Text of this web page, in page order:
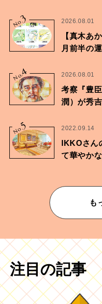
No.3 2026.08.01
【真木あ
月前半の
No.
4 2026.08.01
考察『豊
潤）が秀
No.5 2022.09.14
IKKOさ
て華やか
も
注目の記事